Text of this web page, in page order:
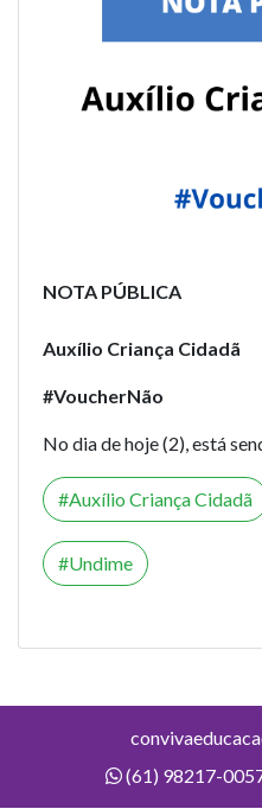
NOTA PÚBLICA
Auxílio Criança Cidadã
#VoucherNão
No dia de hoje (2), está
Auxílio Criança Cidadã
Undime
(61) 98217-